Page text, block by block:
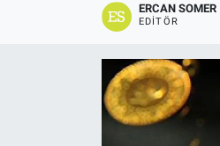
ERCAN SOMER
EDITÖR
Son Dakika Haberleri
Haber Arşivi